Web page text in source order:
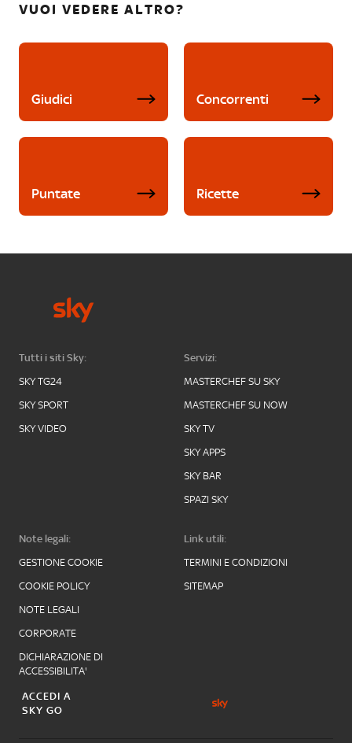
VUOI VEDERE ALTRO?
Giudici Concorrenti
Puntate Ricette
Tutti i siti Sky:
SKY TG24
SKY SPORT
SKY VIDEO
Servizi:
MASTERCHEF SU SKY
MASTERCHEF SU NOW
SKY TV
SKY APPS
SKY BAR
SPAZI SKY
Note legali:
GESTIONE COOKIE
COOKIE POLICY
NOTE LEGALI
CORPORATE
DICHIARAZIONE DI
ACCESSIBILITA'
Link utili:
TERMINI E CONDIZIONI
SITEMAP
ACCEDI A
SKY GO